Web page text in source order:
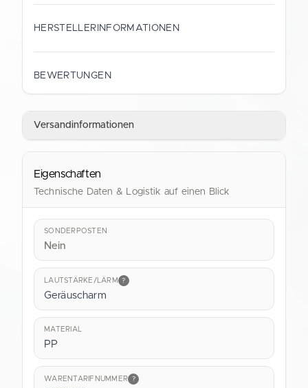
HERSTELLERINFORMATIONEN
HERSTELLER
Gustav Schramm GmbH
28219 Bremen
Deutschland
KONTAKT
shop@verpackung.de
BEWERTUNGEN
Versandinformationen
Eigenschaften
Technische Daten & Logistik auf einen Blick
SONDERPOSTEN
Nein
LAUTSTÄRKE/LÄRM ?
Geräuscharm
MATERIAL
PP
WARENTARIFNUMMER ?